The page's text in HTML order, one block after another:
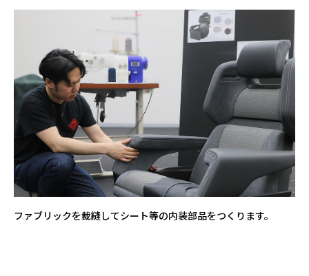
ファブリックを裁縫してシート等の内装部品をつくります。